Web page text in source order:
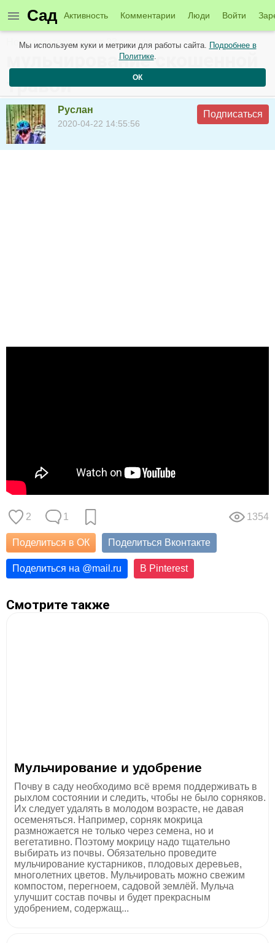
Сад Активность Комментарии Люди Войти
Новые материалы от 23 апреля
мульчирование скошенной
травой
Руслан
2020-04-22 14:55:56
Подписаться
2 1 1354
Поделиться в ОК Поделиться Вконтакте
Поделиться на @mail.ru В Pinterest
Смотрите также
Мульчирование и удобрение
Почву в саду необходимо всё время поддерживать в
рыхлом состоянии и следить, чтобы не было сорняков.
Их следует удалять в молодом возрасте, не давая
осеменяться. Например, сорняк мокрица
размножается не только через семена, но и
вегетативно. Поэтому мокрицу надо тщательно
выбирать из почвы. Обязательно проведите
мульчирование кустарников, плодовых деревьев,
многолетних цветов. Мульчировать можно свежим
компостом, перегноем, садовой землёй. Мульча
улучшит состав почвы и будет прекрасным
удобрением, содержащ...
Мы используем куки и метрики для работы сайта. Подробнее в
Политике.
ОК